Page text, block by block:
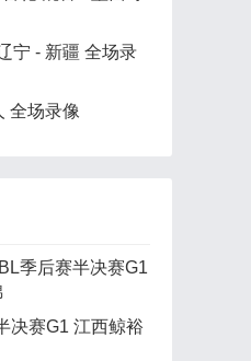
宁 - 新疆 全场录
全场录像
季后赛半决赛G1
决赛G1 江西鲸裕